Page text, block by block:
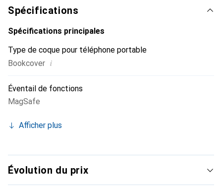
exigeante.
Spécifications
Spécifications principales
Type de coque pour téléphone portable
Bookcover i
Éventail de fonctions
MagSafe
Afficher plus
Évolution du prix